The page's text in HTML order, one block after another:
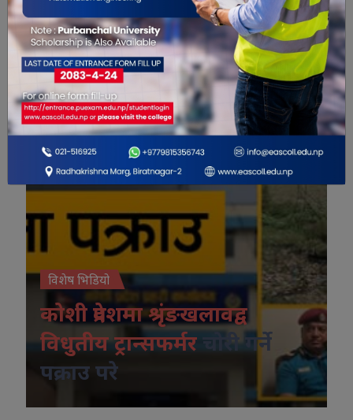
विशेष भिडियो
विशेष भिडियो
कोशी प्रदेशमा श्रृंङखलावद्व
विधुतीय ट्रान्सफर्मर
चोरी गर्ने
पक्राउ परे